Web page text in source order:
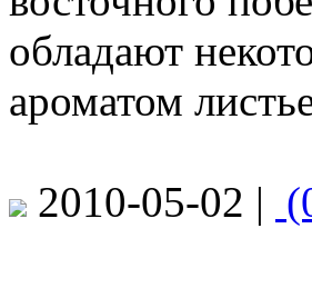
обладают
ароматом
2010-05-02 |